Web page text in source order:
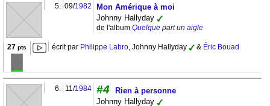
5. 09/1982
Mon Amérique à moi
Johnny Hallyday
de l'album Quelque part un aigle
27 pts écrit par Philippe Labro, Johnny Hallyday & Éric Bouad
6. 11/1984 #4
Rien à personne
Johnny Hallyday